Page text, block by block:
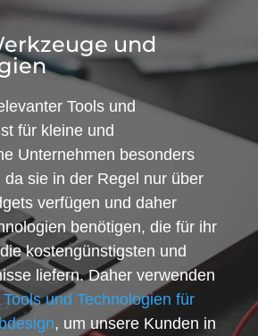
und
Tools und
für kleine und
Unternehmen besonders
sie in der Regel nur über
verfügen und daher
benötigen, die für ihr
kostengünstigsten und
liefern. Daher verwenden
und Technologien für
, um unsere Kunden in